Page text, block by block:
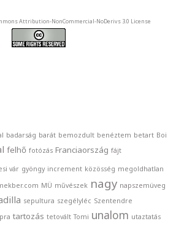
Attribution-NonCommercial-NoDerivs 3.0 License
badarság barát bemozdult benéztem betart Boi
felhő fotózás Franciaország fájt
vár gyöngy increment közösség megoldhatlan
MÜ művészek nagy napszemüveg
sepultura szegélyléc Szentendre
tartozás tetovált Tomi unalom utaztatás